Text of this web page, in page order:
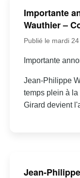
Importante
Wauthier –
Publié le mardi
Importante
Jean-Philippe
temps plein à
Girard devient
Jean-